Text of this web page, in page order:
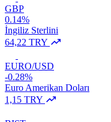
GBP
0.14%
İngiliz Sterlini
64,22 TRY
EURO/USD
-0.28%
Euro Amerikan Doları
1,15 TRY